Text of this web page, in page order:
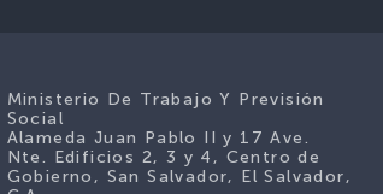
Ministerio De Trabajo Y Previsión
Social
Alameda Juan Pablo II y 17 Ave.
Nte. Edificios 2, 3 y 4, Centro de
Gobierno, San Salvador, El Salvador,